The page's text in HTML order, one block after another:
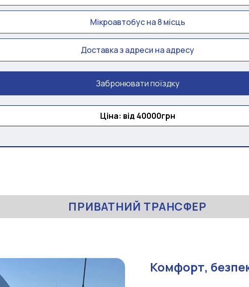
Мікроавтобус на 8 місць
Доставка з адреси на адресу
Забронювати поїздку
Ціна: від 40000грн
ПРИВАТНИЙ ТРАНСФЕР
Комфорт,